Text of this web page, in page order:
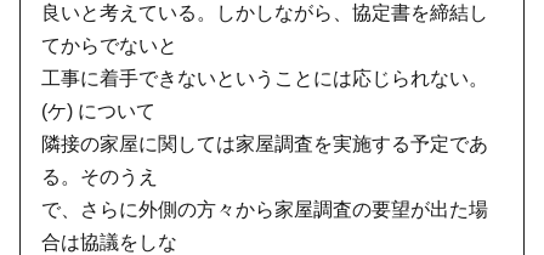
良いと考えている。しかしながら、協定書を締結し
てからでないと
工事に着手できないということには応じられない。
(ケ) について
隣接の家屋に関しては家屋調査を実施する予定であ
る。そのうえ
で、さらに外側の方々から家屋調査の要望が出た場
合は協議をしな